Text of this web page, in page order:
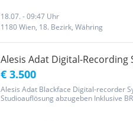
18.07. - 09:47 Uhr
1180 Wien, 18. Bezirk, Währing
Alesis Adat Digital-Recording
€ 3.500
Alesis Adat Blackface Digital-recorder
Studioauflösung abzugeben Inklusive